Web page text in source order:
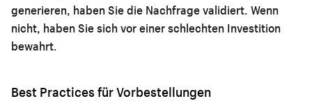
generieren, haben Sie die Nachfrage validiert. Wenn
nicht, haben Sie sich vor einer schlechten Investition
bewahrt.
Best Practices für Vorbestellungen